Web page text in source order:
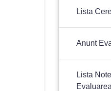
Lista
Anunt
Lista